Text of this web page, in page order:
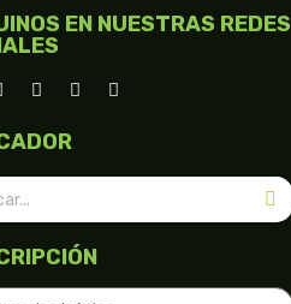
EN NUESTRAS REDES